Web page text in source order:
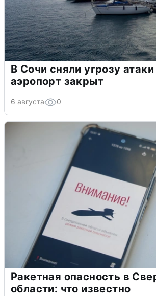
В Сочи сняли угрозу
аэропорт закрыт
6 августа 0
Ракетная опасность в
области: что известно